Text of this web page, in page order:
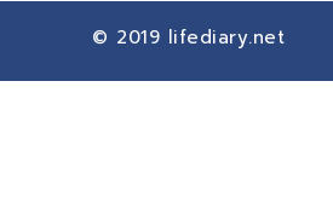
© 2019 lifediary.net